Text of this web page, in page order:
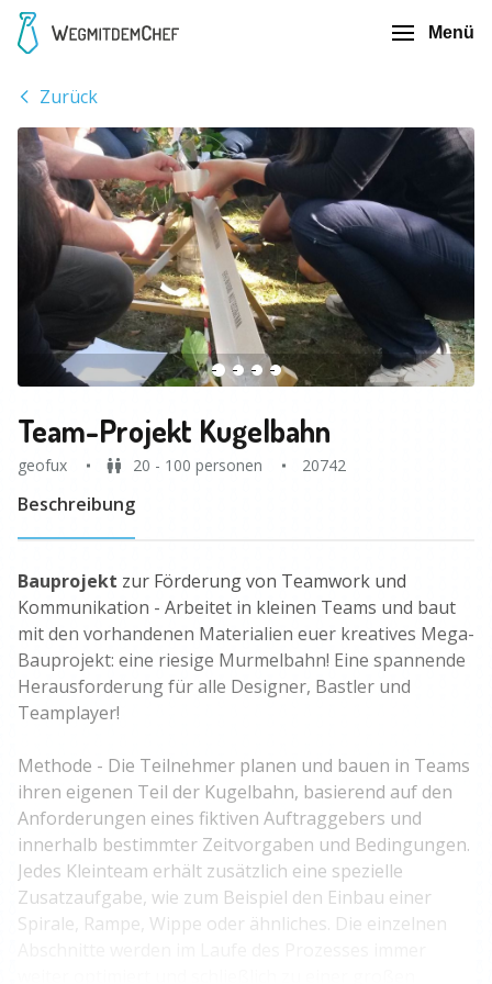
Menü
Zurück
Team-Projekt Kugelbahn
geofux 20 - 100 personen 20742
Beschreibung
Bauprojekt zur Förderung von Teamwork und
Kommunikation - Arbeitet in kleinen Teams und baut
mit den vorhandenen Materialien euer kreatives Mega-
Bauprojekt: eine riesige Murmelbahn! Eine spannende
Herausforderung für alle Designer, Bastler und
Teamplayer!
Methode - Die Teilnehmer planen und bauen in Teams
ihren eigenen Teil der Kugelbahn, basierend auf den
Anforderungen eines fiktiven Auftraggebers und
innerhalb bestimmter Zeitvorgaben und Bedingungen.
Jedes Kleinteam erhält zusätzlich eine spezielle
Zusatzaufgabe, wie zum Beispiel den Einbau einer
Spirale, Rampe, Wippe oder ähnliches. Die einzelnen